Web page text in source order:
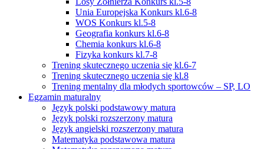
Unia Europejska Konkurs kl.6-8
WOS Konkurs kl.5-8
Geografia konkurs kl.6-8
Chemia konkurs kl.6-8
Fizyka konkurs kl.7-8
Trening skutecznego uczenia się kl.6-7
Trening skutecznego uczenia się kl.8
Trening mentalny dla młodych sportowców – SP, LO
Egzamin maturalny
Język polski podstawowy matura
Język polski rozszerzony matura
Język angielski rozszerzony matura
Matematyka podstawowa matura